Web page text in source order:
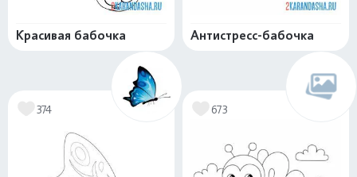
Красивая бабочка Антистресс-бабочка
374 673